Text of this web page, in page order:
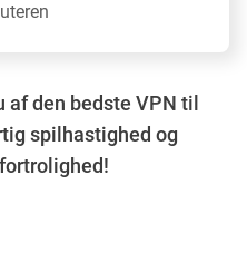
af den bedste VPN til
spilhastighed og